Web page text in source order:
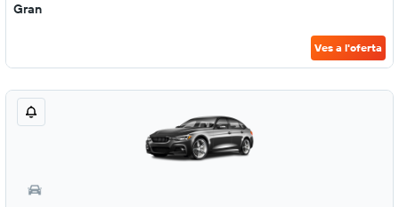
Gran
Ves a l'oferta